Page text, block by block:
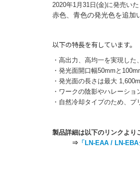
2020年1月31日(金)に発売い
赤色、青色の発光色を追加
以下の特長を有しています。
・高出力、高均一を実現した
・発光面開口幅50mmと
・発光面の長さは最大
・ワークの陰影やハレーショ
・自然冷却タイプのため、
製品詳細は以下のリンクより
⇒ 「LN-EAA / LN-